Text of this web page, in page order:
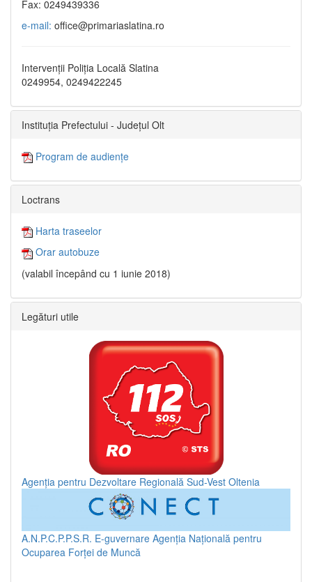
Fax: 0249439336
e-mail: office@primariaslatina.ro
Intervenții Poliția Locală Slatina
0249954, 0249422245
Instituția Prefectului - Județul Olt
Program de audiențe
Loctrans
Harta traseelor
Orar autobuze
(valabil începând cu 1 iunie 2018)
Legături utile
Agenția pentru Dezvoltare Regională Sud-Vest Oltenia
A.N.P.C.P.P.S.R. E-guvernare Agenția Națională pentru
Ocuparea Forței de Muncă